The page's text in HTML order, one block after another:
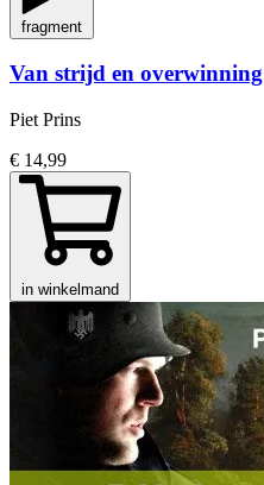
fragment
Van strijd en overwinning
Piet Prins
€ 14,99
in winkelmand